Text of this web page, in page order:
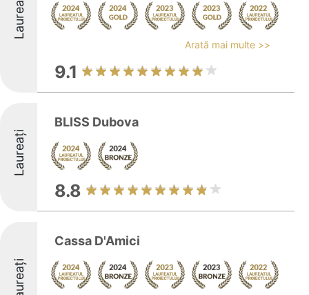
Laureați
Arată mai multe >>
9.1
Laureați
BLISS Dubova
8.8
Laureați
Cassa D'Amici